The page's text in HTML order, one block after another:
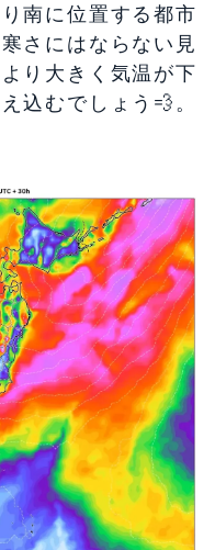
南に位置する都市
さにはならない見
り大きく気温が下
込むでしょう💨。